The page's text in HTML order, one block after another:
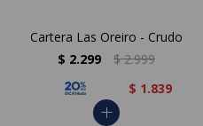
Cartera Las Oreiro - Crudo
$ 2.299 $ 2.999
$ 1.839
add